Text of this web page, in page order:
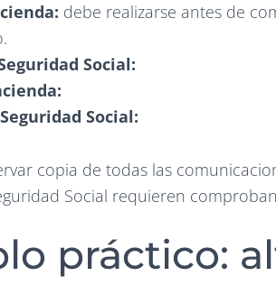
debe realizarse antes de
Social:
Social:
copia de todas las
Social requieren
práctico: